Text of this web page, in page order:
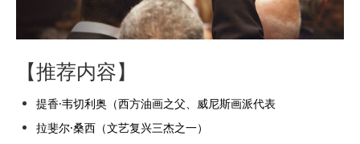
【推荐内容】
提香·韦切利奥（西方油画之父、威尼斯画派代表
拉斐尔·桑西（文艺复兴三杰之一）